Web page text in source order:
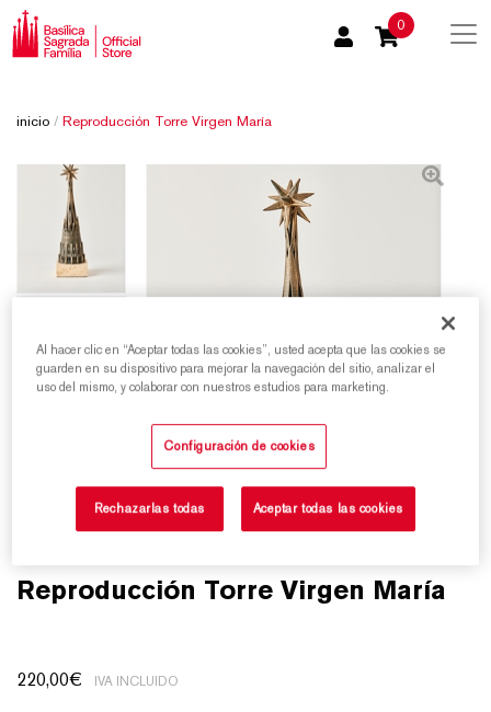
0
inicio / Reproducción Torre Virgen María
Reproducción Torre Virgen María
220,00€ IVA INCLUIDO
Al hacer clic en “Aceptar todas las cookies”, usted acepta que las cookies se
guarden en su dispositivo para mejorar la navegación del sitio, analizar el
uso del mismo, y colaborar con nuestros estudios para marketing.
Configuración de cookies
Rechazarlas todas Aceptar todas las cookies